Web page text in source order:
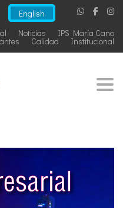
English
IPS María Cano
Noticias
Institucional
Calidad